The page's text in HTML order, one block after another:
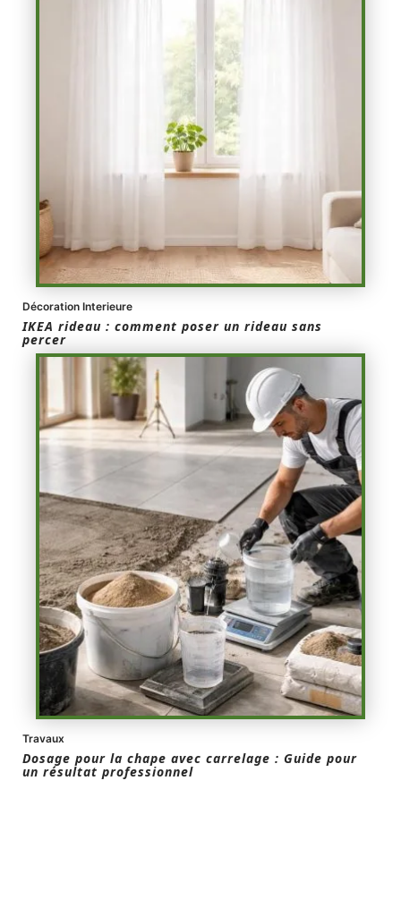
Décoration Interieure
IKEA rideau : comment poser un rideau sans
percer
Travaux
Dosage pour la chape avec carrelage : Guide pour
un résultat professionnel